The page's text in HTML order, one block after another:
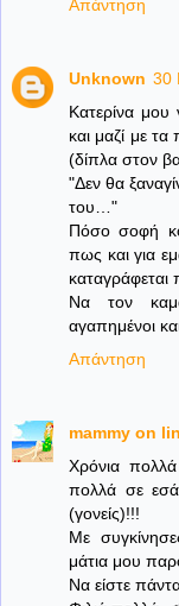
Απάντηση
Unknown 30
Κατερίνα μου
και μαζί με τα
(δίπλα στον
"Δεν θα
του…"
Πόσο σοφή
πως και για
Να τον
αγαπημένοι
Απάντηση
mammy on
Χρόνια
πολλά σε
(γονείς)!!!
Με
μάτια μου
Να είστε